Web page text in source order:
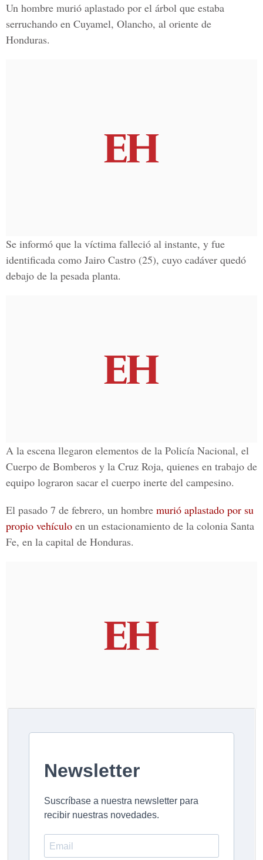
Un hombre murió aplastado por el árbol que estaba
serruchando en Cuyamel, Olancho, al oriente de
Honduras.
Se informó que la víctima falleció al instante, y fue
identificada como Jairo Castro (25), cuyo cadáver quedó
debajo de la pesada planta.
A la escena llegaron elementos de la Policía Nacional, el
Cuerpo de Bomberos y la Cruz Roja, quienes en trabajo de
equipo lograron sacar el cuerpo inerte del campesino.
El pasado 7 de febrero, un hombre murió aplastado por su
propio vehículo en un estacionamiento de la colonia Santa
Fe, en la capital de Honduras.